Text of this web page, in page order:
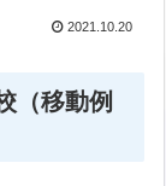
2021.10.20
（移動例